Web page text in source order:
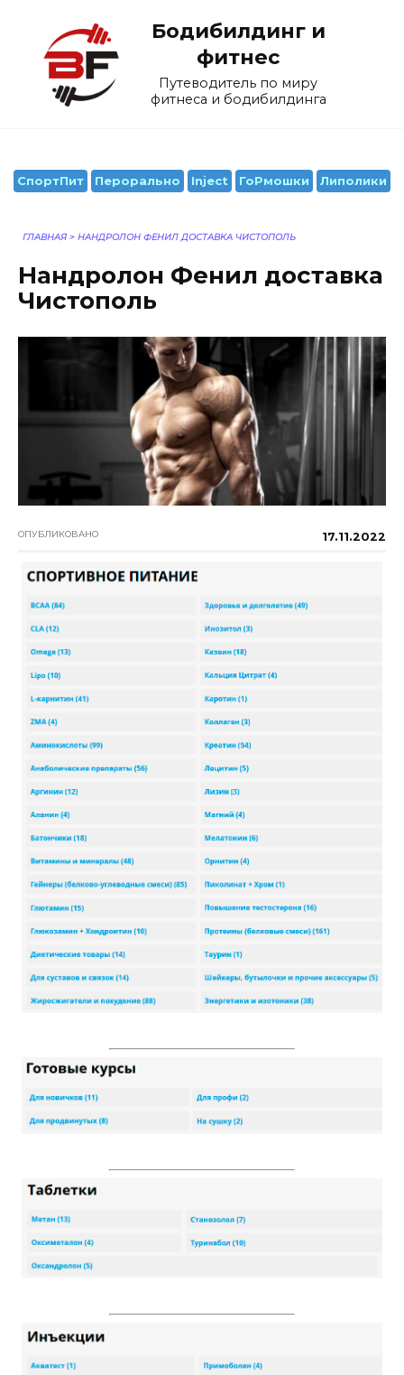
содержанию
Бодибилдинг и
фитнес
Путеводитель по миру
фитнеса и бодибилдинга
СпортПит Перорально Inject ГоРмошки Липолики
ГЛАВНАЯ > НАНДРОЛОН ФЕНИЛ ДОСТАВКА ЧИСТОПОЛЬ
Нандролон Фенил доставка
Чистополь
ОПУБЛИКОВАНО 17.11.2022